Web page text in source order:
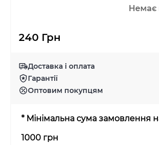
Немає
240 Грн
Доставка і оплата
Гарантії
Оптовим покупцям
* Мінімальна сума замовлення
1000 грн